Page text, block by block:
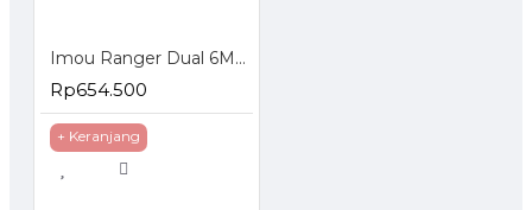
Imou Ranger Dual 6MP Indoor Smart Security Camera Dual Lens
Rp654.500
+ Keranjang